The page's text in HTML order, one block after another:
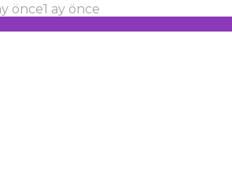
önce1 ay önce